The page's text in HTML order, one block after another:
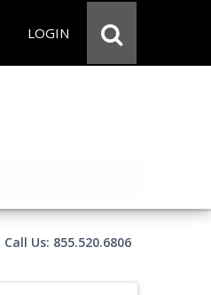
LOGIN
Call Us: 855.520.6806